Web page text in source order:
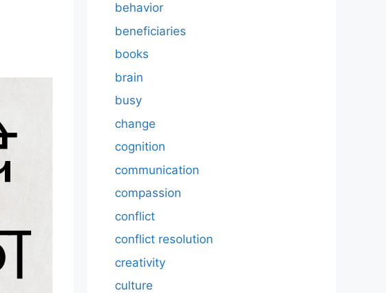
behavior
beneficiaries
books
brain
busy
change
cognition
communication
compassion
conflict
conflict resolution
creativity
culture